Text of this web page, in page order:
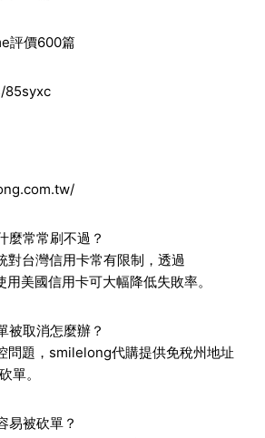
評價600篇
85syxc
麼常常刷不過？
台灣信用卡常有限制，透過
美國信用卡可大幅降低失敗率。
被取消怎麼辦？
問題，smilelong代購提供免稅州地址
單。
易被砍單？